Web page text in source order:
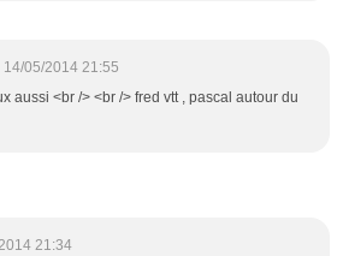
14/05/2014 21:55
aussi <br /> <br /> fred vtt , pascal autour du
21:34